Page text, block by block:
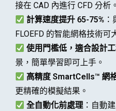
接在 CAD 內進行 CFD 分析。
計算速度提升 65-75%
FLOEFD 的智能網格技術可
使用門檻低，適合設計
景，簡單學習即可上手。
高精度 SmartCells™ 網
更精確的模擬結果。
全自動化前處理 ：自動